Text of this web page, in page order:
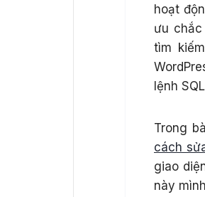
hoạt
ưu
tìm
lệnh
Trong
cách
giao
này